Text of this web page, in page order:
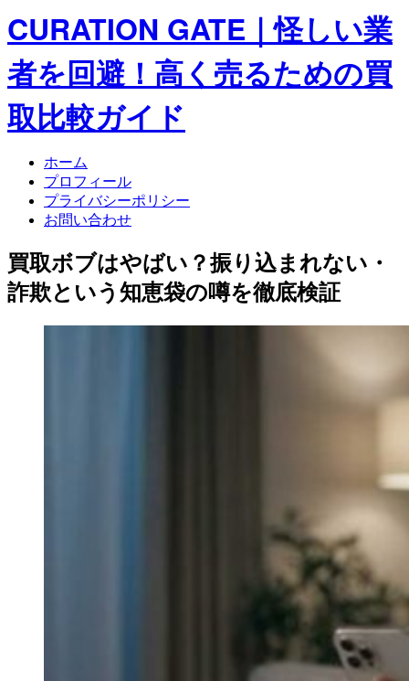
CURATION GATE｜怪しい業
者を回避！高く売るための買
取比較ガイド
ホーム
プロフィール
プライバシーポリシー
お問い合わせ
買取ボブはやばい？振り込まれない・
詐欺という知恵袋の噂を徹底検証